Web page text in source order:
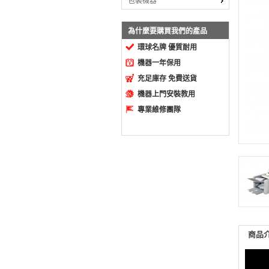
為什麼要購買我們的產品
環球名牌 優質耐用
機器一年保用
充足庫存 免費送貨
機器上門安裝教用
專業維修團隊
商品